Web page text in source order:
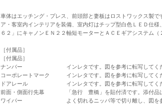
車体はエッチング・プレス、前頭部と妻板はロストワックス製
ア・客室内インテリアを装備、室内灯はチップ型白色ＬＥＤ仕
６２」にキャノンＥＮ２２軸短モーターとＡＣＥギアシステム
［付属品］
［付属品］
ナンバー インレタです。図を参考に転写してくだ
コーポレートマーク インレタです。図を参考に転写してく
ドアレール インレタです。図を参考に転写してくだ
前面・側面行先幕 「急行 豊橋」を貼付済です。添付品は
ワイパー よく切れるニッパ等で切り離し、図を参考に